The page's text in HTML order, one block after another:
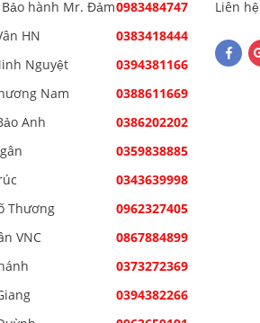
Bảo hành Mr. Đảm0983484747
HN
0383418444
Nguyệt
0394381166
Nam
0388611669
Anh
0386202202
0359838885
0343639998
Thương
0962327405
VNC
0867884899
0373272369
0394382266
Liên hệ